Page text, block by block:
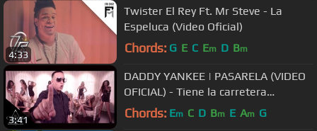
4:33
Twister El Rey Ft. Mr Steve - La
Espeluca (Video Oficial)
Chords: G E C Em D Bm
3:41
DADDY YANKEE | PASARELA (VIDEO
OFICIAL) - Tiene la carretera
paralizada
Chords: Em C D Bm E Am G